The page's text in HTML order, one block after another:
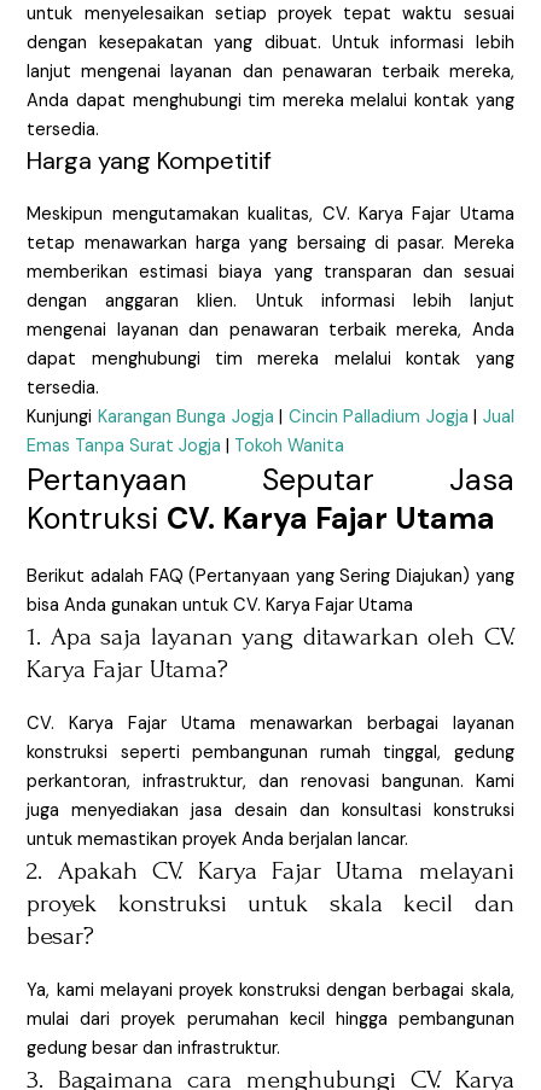
untuk menyelesaikan setiap proyek tepat waktu sesuai
dengan kesepakatan yang dibuat. Untuk informasi lebih
lanjut mengenai layanan dan penawaran terbaik mereka,
Anda dapat menghubungi tim mereka melalui kontak yang
tersedia.
Harga yang Kompetitif
Meskipun mengutamakan kualitas, CV. Karya Fajar Utama
tetap menawarkan harga yang bersaing di pasar. Mereka
memberikan estimasi biaya yang transparan dan sesuai
dengan anggaran klien. Untuk informasi lebih lanjut
mengenai layanan dan penawaran terbaik mereka, Anda
dapat menghubungi tim mereka melalui kontak yang
tersedia.
Kunjungi Karangan Bunga Jogja | Cincin Palladium Jogja | Jual
Emas Tanpa Surat Jogja | Tokoh Wanita
Pertanyaan Seputar Jasa
Kontruksi CV. Karya Fajar Utama
Berikut adalah FAQ (Pertanyaan yang Sering Diajukan) yang
bisa Anda gunakan untuk CV. Karya Fajar Utama
1. Apa saja layanan yang ditawarkan oleh CV.
Karya Fajar Utama?
CV. Karya Fajar Utama menawarkan berbagai layanan
konstruksi seperti pembangunan rumah tinggal, gedung
perkantoran, infrastruktur, dan renovasi bangunan. Kami
juga menyediakan jasa desain dan konsultasi konstruksi
untuk memastikan proyek Anda berjalan lancar.
2. Apakah CV. Karya Fajar Utama melayani
proyek konstruksi untuk skala kecil dan
besar?
Ya, kami melayani proyek konstruksi dengan berbagai skala,
mulai dari proyek perumahan kecil hingga pembangunan
gedung besar dan infrastruktur.
3. Bagaimana cara menghubungi CV. Karya